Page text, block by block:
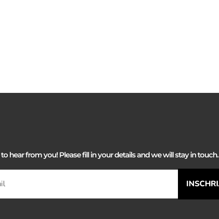
hear from you! Please fill in your details and we will stay in